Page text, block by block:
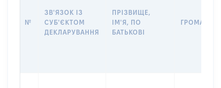
№
ЗВ'ЯЗОК ІЗ
СУБ'ЄКТОМ
ДЕКЛАРУВАННЯ
ПРІЗВИЩЕ,
ІМ'Я, ПО
БАТЬКОВІ